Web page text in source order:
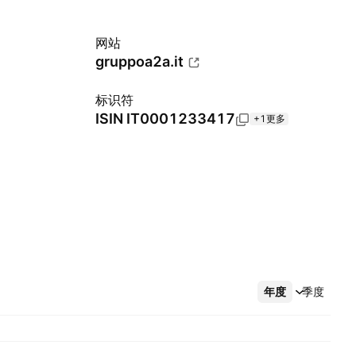
网站
gruppoa2a.it
标识符
ISIN IT0001233417 +1更多
年度 季度
更多